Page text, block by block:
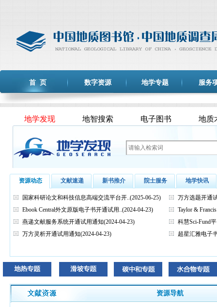
首 页 数字资源 地学专题 服务
地学发现 地智搜索 电子图书 地质
资源动态 文献速递 新书推介 院士服务 地学快讯
国家科研论文和科技信息高端交流平台开..(2025-06-25)
Ebook Central外文原版电子书开通试用..(2024-04-23)
燕递文献服务系统开通试用通知(2024-04-23)
万方灵析开通试用通知(2024-04-23)
万方选题开通
Taylor &
科慧Sci-Fund
超星汇雅电子
资源导航